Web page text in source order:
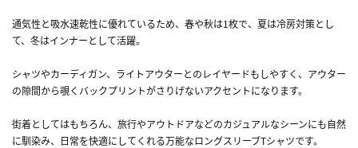
通気性と吸水速乾性に優れているため、春や秋は1枚で、夏は冷房対策とし
て、冬はインナーとして活躍。
シャツやカーディガン、ライトアウターとのレイヤードもしやすく、アウター
の隙間から覗くバックプリントがさりげないアクセントになります。
街着としてはもちろん、旅行やアウトドアなどのカジュアルなシーンにも自然
に馴染み、日常を快適にしてくれる万能なロングスリーブTシャツです。